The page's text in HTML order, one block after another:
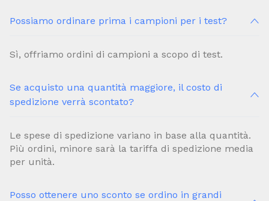
Possiamo ordinare prima i campioni per i test?
Sì, offriamo ordini di campioni a scopo di test.
Se acquisto una quantità maggiore, il costo di
spedizione verrà scontato?
Le spese di spedizione variano in base alla quantità.
Più ordini, minore sarà la tariffa di spedizione media
per unità.
Posso ottenere uno sconto se ordino in grandi